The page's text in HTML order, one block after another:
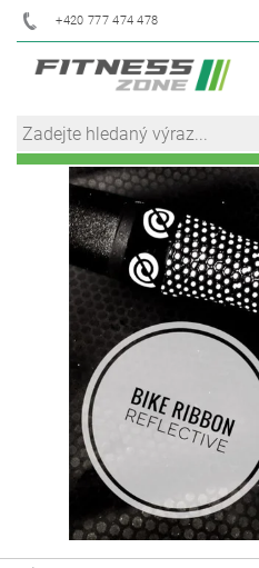
+420 777 474 478